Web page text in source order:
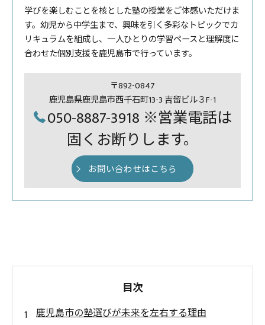
学びを楽しむことを核とした塾の授業をご体感いただけま
す。幼児から中学生まで、興味を引く多彩なトピックでカ
リキュラムを組成し、一人ひとりの学習ペースと理解度に
合わせた個別支援を鹿児島市で行っています。
〒892-0847
鹿児島県鹿児島市西千石町13-3 吉留ビル３F-1
050-8887-3918 ※営業電話は
固くお断りします。
お問い合わせはこちら
目次
鹿児島市の塾選びが未来を左右する理由